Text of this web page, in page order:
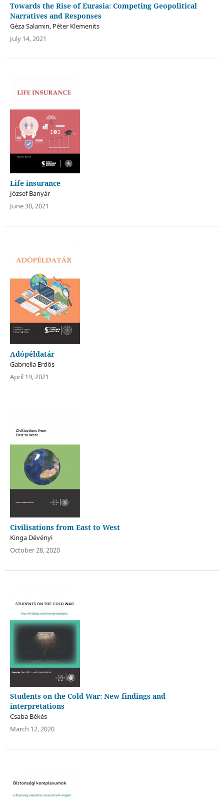
Towards the Rise of Eurasia: Competing Geopolitical
Narratives and Responses
Géza Salamin, Péter Klemenits
July 14, 2021
Life insurance
József Banyár
June 30, 2021
Adópéldatár
Gabriella Erdős
April 19, 2021
Civilisations from East to West
Kinga Dévényi
October 28, 2020
Students on the Cold War: New findings and
interpretations
Csaba Békés
March 12, 2020